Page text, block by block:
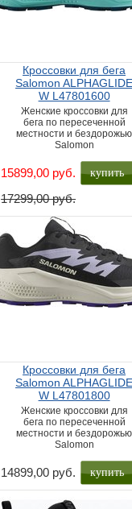
Кроссовки для бега
Salomon
W L47801600
Женские кроссовки для
бега по пересеченной
местности и бездорожью
Salomon
15899,00 руб.
17299,00 руб.
купить
Кроссовки для бега
Salomon
W L47801800
Женские кроссовки для
бега по пересеченной
местности и бездорожью
Salomon
14899,00 руб. купить